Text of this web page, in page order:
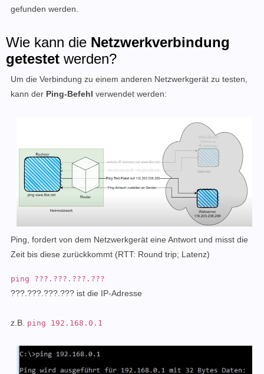
gefunden werden.
Wie kann die Netzwerkverbindung
getestet werden?
Um die Verbindung zu einem anderen Netzwerkgerät zu testen,
kann der Ping-Befehl verwendet werden:
Ping, fordert von dem Netzwerkgerät eine Antwort und misst die
Zeit bis diese zurückkommt (RTT: Round trip; Latenz)
ping ???.???.???.???
???.???.???.??? ist die IP-Adresse
z.B. ping 192.168.0.1